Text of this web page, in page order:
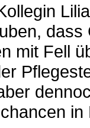
mit Fell
in